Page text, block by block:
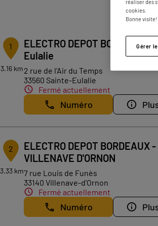
1
km
ELECTRO DEPOT BORDEAUX
Eulalie
2 rue de l'Air du Temps
33560 Sainte-Eulalie
Fermé actuellement
Numéro
2
km
ELECTRO DEPOT BORDEAUX -
VILLENAVE D'ORNON
7 rue Louis de Funès
33140 Villenave-d'Ornon
Fermé actuellement
Numéro
réaliser des
cookies.
Bonne visite!
Gérer